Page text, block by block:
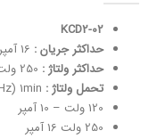
KCD2-02
حداکثر جریان :
حداکثر ولتاژ :
تحمل ولتاژ :
120 ولت – 10 آمپر
250 ولت 16 آمپر